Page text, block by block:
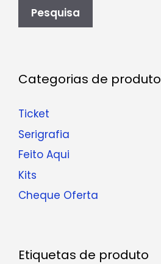
Pesquisa
Categorias de produto
Ticket
Serigrafia
Feito Aqui
Kits
Cheque Oferta
Etiquetas de produto